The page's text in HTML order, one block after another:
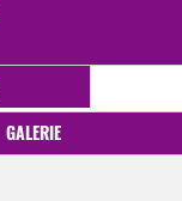
GALERIE